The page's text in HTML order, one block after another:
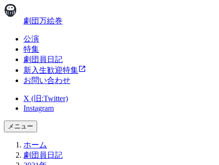
劇団万絵巻
公演
特集
劇団員日記
新入生歓迎特集
お問い合わせ
X (旧:Twitter)
Instagram
メニュー
ホーム
劇団員日記